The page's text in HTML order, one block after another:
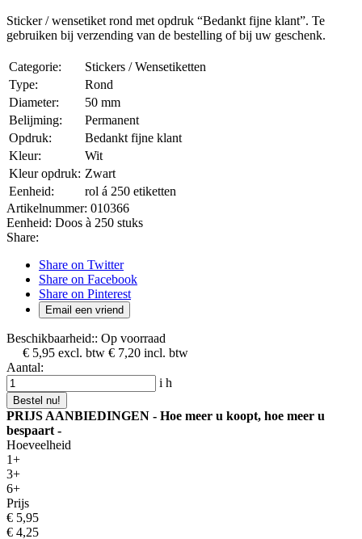
Sticker / wensetiket rond met opdruk “Bedankt fijne klant”. Te
gebruiken bij verzending van de bestelling of bij uw geschenk.
Categorie:
Stickers / Wensetiketten
Type:
Rond
Diameter:
50 mm
Belijming:
Permanent
Opdruk:
Bedankt fijne klant
Kleur:
Wit
Kleur opdruk: Zwart
Eenheid:
rol á 250 etiketten
Artikelnummer: 010366
Eenheid: Doos à 250 stuks
Share:
Share on Twitter
Share on Facebook
Share on Pinterest
Email een vriend
Beschikbaarheid:: Op voorraad
€ 5,95 excl. btw € 7,20 incl. btw
Aantal:
i h
Bestel nu!
PRIJS AANBIEDINGEN - Hoe meer u koopt, hoe meer u
bespaart -
Hoeveelheid
1+
3+
6+
Prijs
€ 5,95
€ 4,25